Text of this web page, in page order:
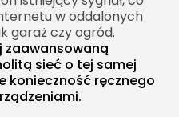
w oddalonych
garaż czy ogród.
zaawansowaną
sieć o tej samej
konieczność ręcznego